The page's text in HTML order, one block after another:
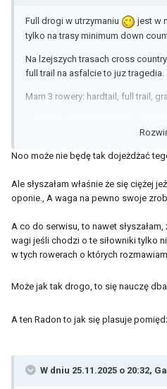
Full drogi w utrzymaniu
jest w
tylko na trasy minimum down
Na lzejszych trasach cross
full trail na asfalcie to juz tragedia.
Mam 3 rowery: hardtail, full trail,
Kupisz fulla i na pierwszym
Radon ma teraz fajne wyprzedaze
Noo może nie będę tak dojeżdżać
Ale słyszałam właśnie że się ciężej
oponie., A waga na pewno swoje
A co do serwisu, to nawet
wagi jeśli chodzi o te siłowniki tylko
w tych rowerach o których
Może jak tak drogo, to się nauczę
A ten Radon to jak się plasuje
W dniu 25.11.2025 o 20:32,